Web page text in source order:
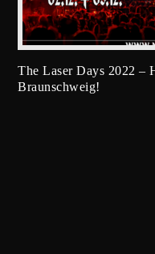
The Laser Days 2022 –
Braunschweig!